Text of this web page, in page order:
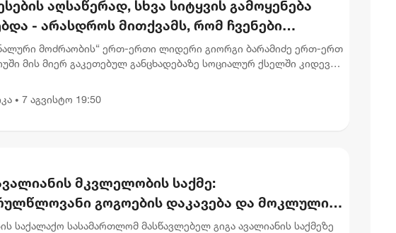
აღსაწერად, სხვა სიტყვის გამოყენება
- არასდროს მითქვამს, რომ ჩვენები
ან დატყვევებულს "ხვრეტდნენ" -
მოძრაობის“ ერთ-ერთი ლიდერი გიორგი ბარამიძე ერთ-ერთ
მის მიერ გაკეთებულ განცხადებაზე სოციალურ ქსელში კიდევ
• 7 აგვისტო 19:50
მკვლელობის საქმე:
გოგოების დაკავება და მოკლული
დედის განცხადება
საქალაქო სასამართლომ მასწავლებელ გიგა ავალიანის საქმეზე